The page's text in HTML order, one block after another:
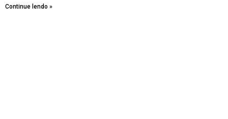
Continue lendo »